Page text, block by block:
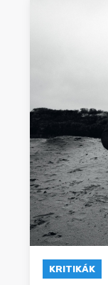
KRITIKÁK